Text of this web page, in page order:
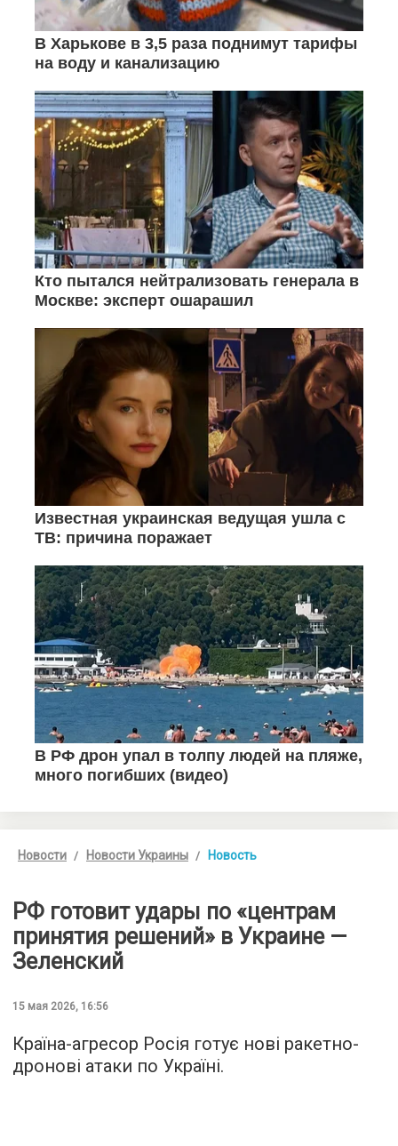
Новости Новости Украины Новость
РФ готовит удары по «центрам
принятия решений» в Украине —
Зеленский
15 мая 2026, 16:56
Країна-агресор Росія готує нові ракетно-
дронові атаки по Україні.